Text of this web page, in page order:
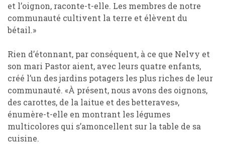
et l’oignon, raconte-t-elle. Les membres de notre
communauté cultivent la terre et élèvent du
bétail.»
Rien d’étonnant, par conséquent, à ce que Nelvy et
son mari Pastor aient, avec leurs quatre enfants,
créé l’un des jardins potagers les plus riches de leur
communauté. «À présent, nous avons des oignons,
des carottes, de la laitue et des betteraves»,
énumère-t-elle en montrant les légumes
multicolores qui s’amoncellent sur la table de sa
cuisine.